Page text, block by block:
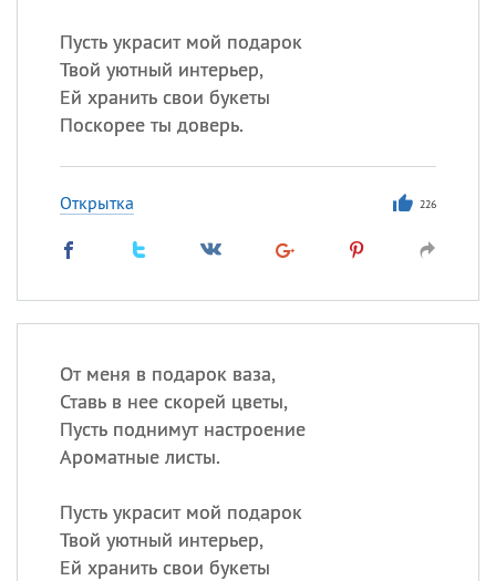
Пусть украсит мой подарок
Твой уютный интерьер,
Ей хранить свои букеты
Поскорее ты доверь.
Открытка 226
От меня в подарок ваза,
Ставь в нее скорей цветы,
Пусть поднимут настроение
Ароматные листы.
Пусть украсит мой подарок
Твой уютный интерьер,
Ей хранить свои букеты